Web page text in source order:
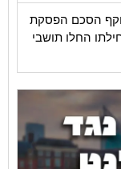
נכנס לתוקף הסכם הפסקת
החלו תושבי